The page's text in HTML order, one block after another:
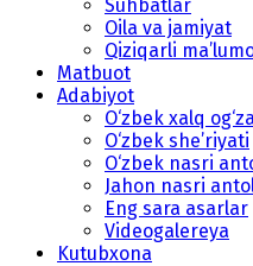
Suhbatlar
Oila va jamiyat
Qiziqarli
Matbuot
Adabiyot
O‘zbek xalq
O‘zbek she’riyati
O‘zbek nasri
Jahon nasri
Eng sara asarlar
Videogalereya
Kutubxona